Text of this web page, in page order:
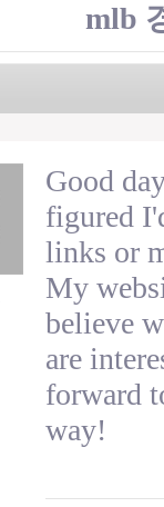
mlb
Good
figured
links or
My
believe
are
forward
way!